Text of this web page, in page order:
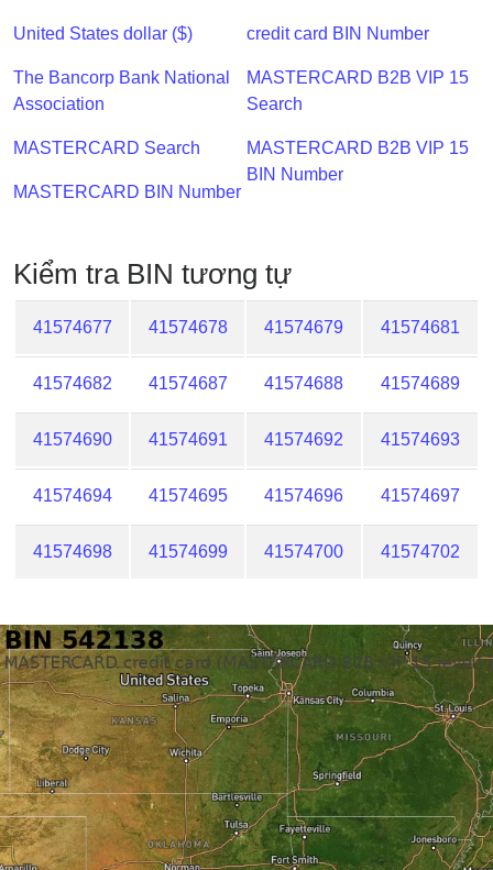
United States dollar ($)
The Bancorp Bank National
Association
MASTERCARD Search
MASTERCARD BIN Number
credit card BIN Number
MASTERCARD B2B VIP 15
Search
MASTERCARD B2B VIP 15
BIN Number
Kiểm tra BIN tương tự
41574677 41574678 41574679 41574681
41574682 41574687 41574688 41574689
41574690 41574691 41574692 41574693
41574694 41574695 41574696 41574697
41574698 41574699 41574700 41574702